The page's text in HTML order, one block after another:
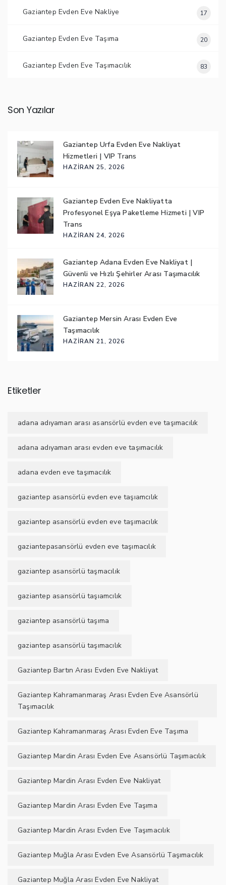
Gaziantep Evden Eve Nakliye 17
Gaziantep Evden Eve Taşıma 20
Gaziantep Evden Eve Taşımacılık 83
Son Yazılar
Gaziantep Urfa Evden Eve Nakliyat
Hizmetleri | VIP Trans
HAZIRAN 25, 2026
Gaziantep Evden Eve Nakliyatta
Profesyonel Eşya Paketleme Hizmeti | VIP
Trans
HAZIRAN 24, 2026
Gaziantep Adana Evden Eve Nakliyat |
Güvenli ve Hızlı Şehirler Arası Taşımacılık
HAZIRAN 22, 2026
Gaziantep Mersin Arası Evden Eve
Taşımacılık
HAZIRAN 21, 2026
Etiketler
adana adıyaman arası asansörlü evden eve taşımacılık
adana adıyaman arası evden eve taşımacılık
adana evden eve taşımacılık
gaziantep asansörlü evden eve taşıamcılık
gaziantep asansörlü evden eve taşımacılık
gaziantepasansörlü evden eve taşımacılık
gaziantep asansörlü taşmacılık
gaziantep asansörlü taşıamcılık
gaziantep asansörlü taşıma
gaziantep asansörlü taşımacılık
Gaziantep Bartın Arası Evden Eve Nakliyat
Gaziantep Kahramanmaraş Arası Evden Eve Asansörlü
Taşımacılık
Gaziantep Kahramanmaraş Arası Evden Eve Taşıma
Gaziantep Mardin Arası Evden Eve Asansörlü Taşımacılık
Gaziantep Mardin Arası Evden Eve Nakliyat
Gaziantep Mardin Arası Evden Eve Taşıma
Gaziantep Mardin Arası Evden Eve Taşımacılık
Gaziantep Muğla Arası Evden Eve Asansörlü Taşımacılık
Gaziantep Muğla Arası Evden Eve Nakliyat